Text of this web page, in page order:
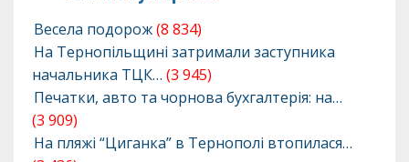
Весела подорож(8 834)
На Тернопільщині затримали заступника
начальника ТЦК… (3 945)
Печатки, авто та чорнова бухгалтерія: на…
(3 909)
На пляжі “Циганка” в Тернополі втопилася…